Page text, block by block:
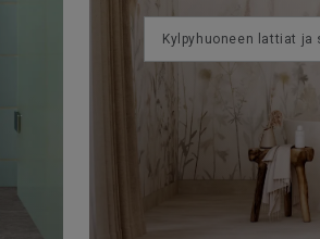
Kylpyhuoneen lattiat ja